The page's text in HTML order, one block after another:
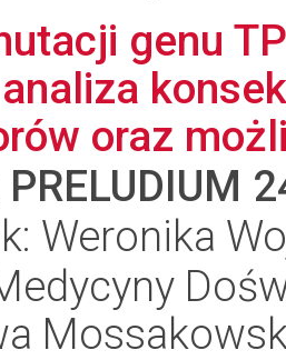
genu
analiza
oraz
PRELUDIUM
Weronika